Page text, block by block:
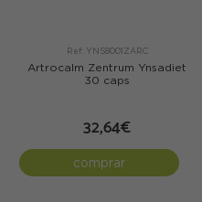
Ref: YNS8001ZARC
Artrocalm Zentrum Ynsadiet
30 caps
32,64€
comprar